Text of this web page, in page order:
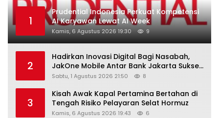
1
Prudential Indonesia Perkuat Kompetensi
AI Karyawan Lewat AI Week
Kamis, 6 Agustus 2026 19:30 9
2
Hadirkan Inovasi Digital Bagi Nasabah,
JakOne Mobile Antar Bank Jakarta Sukses
Raih Digital Excellence Awards 2026
Sabtu, 1 Agustus 2026 21:50 8
3
Kisah Awak Kapal Pertamina Bertahan di
Tengah Risiko Pelayaran Selat Hormuz
Kamis, 6 Agustus 2026 19:43 6